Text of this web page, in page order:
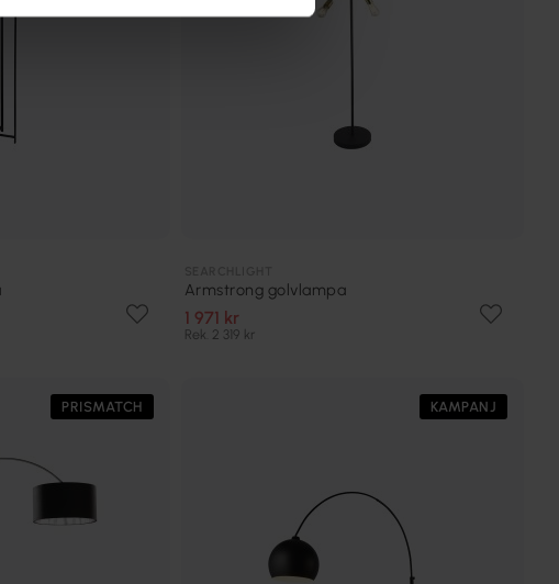
Armstrong golvlampa
1 971 kr
Rek. 2 319 kr
PRISMATCH KAMPANJ